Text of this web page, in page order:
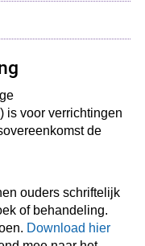
is voor verrichtingen
de
ouders schriftelijk
of behandeling.
Download hier